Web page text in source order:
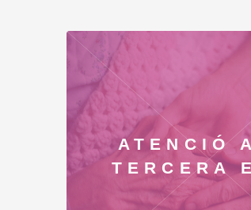
ATENCIÓ
TERCERA